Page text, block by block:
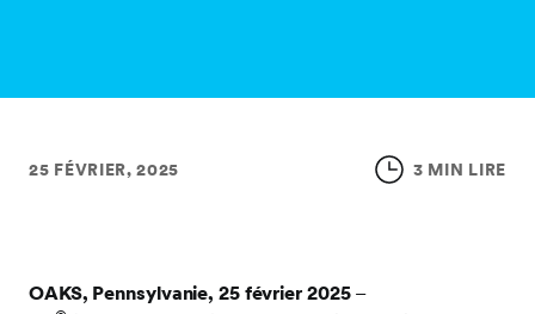
25 FÉVRIER, 2025 3 MIN LIRE
OAKS, Pennsylvanie, 25 février 2025–